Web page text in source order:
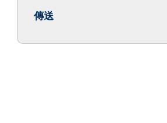
傳送
Send